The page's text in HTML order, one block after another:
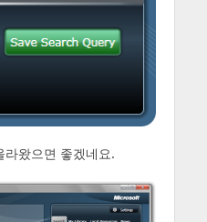
왔으면 좋겠네요.